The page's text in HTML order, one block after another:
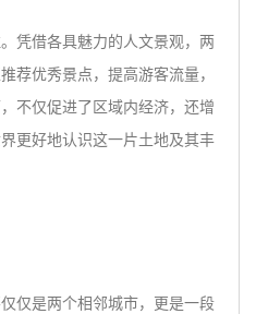
凭借各具魅力的人文景观，两
荐优秀景点，提高游客流量，
不仅促进了区域内经济，还增
更好地认识这一片土地及其丰
仅是两个相邻城市，更是一段